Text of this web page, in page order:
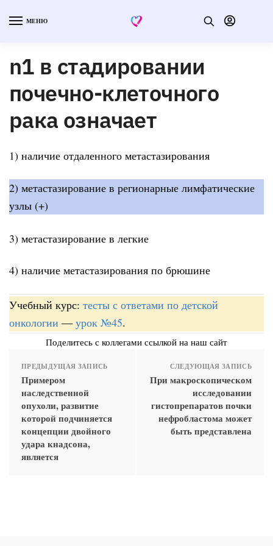
МЕНЮ
n1 в стадировании
почечно-клеточного
рака означает
1) наличие отдаленного метастазирования
2) метастазирование в регионарные лимфатические
узлы (+)
3) метастазирование в легкие
4) наличие метастазирования по брюшине
Учебный курс: тесты с ответами по детской
онкологии — урок №45.
Поделитесь с коллегами ссылкой на наш сайт
ПРЕДЫДУЩАЯ ЗАПИСЬ
Примером
наследственной
опухоли, развитие
которой подчиняется
концепции двойного
удара кнадсона,
является
СЛЕДУЮЩАЯ ЗАПИСЬ
При макроскопическом
исследовании
гистопрепаратов почки
нефробластома может
быть представлена